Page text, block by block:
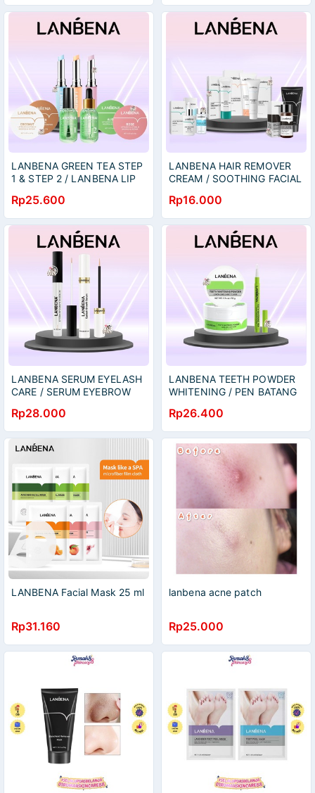
LANBENA GREEN TEA STEP
1 & STEP 2 / LANBENA LIP
Rp25.600
LANBENA HAIR REMOVER
CREAM / SOOTHING FACIAL
CHARCOAL / SERUM ACID /
HAIR CARE / ACNE GEL /
ACNE SERUM
Rp16.000
LANBENA SERUM EYELASH
CARE / SERUM EYEBROW
BULU MATA)
Rp28.000
LANBENA TEETH POWDER
WHITENING / PEN BATANG
GIGI DAN GIGI KUNING )
Rp26.400
LANBENA Facial Mask 25 ml
Rp31.160
lanbena acne patch
Rp25.000